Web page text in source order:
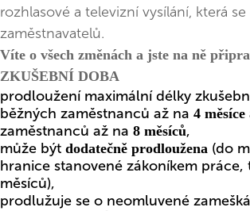
rozhlasové a televizní vysílání, která
zaměstnavatelů.
Víte o všech změnách a jste na ně
ZKUŠEBNÍ DOBA
prodloužení maximální délky
běžných zaměstnanců až na 4 měsíce
zaměstnanců až na 8 měsíců,
může být dodatečně prodloužena (do
hranice stanovené zákoníkem práce,
měsíců),
prodlužuje se o neomluvené